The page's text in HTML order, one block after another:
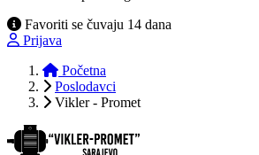
Favoriti se čuvaju 14 dana
Prijava
Početna
Poslodavci
Vikler - Promet